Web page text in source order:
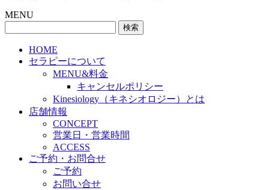
MENU
HOME
セラピーについて
MENU&料金
キャンセルポリシー
Kinesiology（キネシオロジー）とは
店舗情報
CONCEPT
営業日・営業時間
ACCESS
ご予約・お問合せ
ご予約
お問い合せ